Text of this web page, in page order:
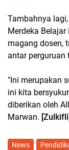
Tambahnya
Merdeka
magang dosen,
antar perguruan
"Ini merupakan
ini kita
diberikan oleh
Marwan. [Zulkifli]
News